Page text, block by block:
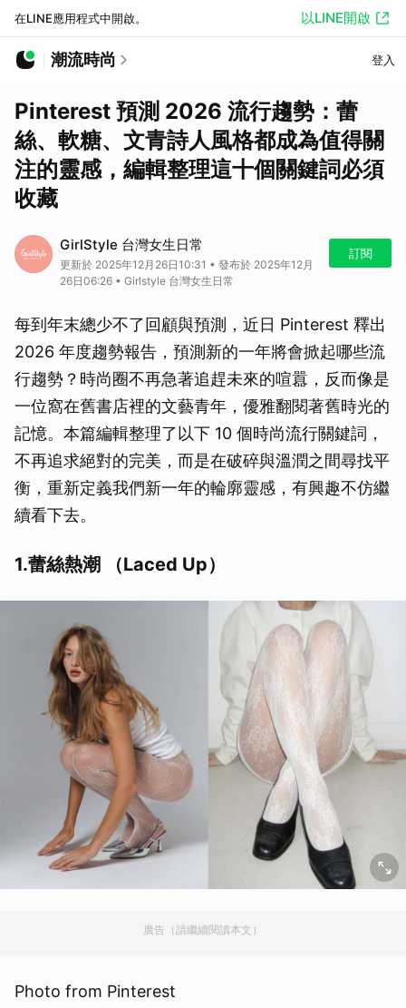
在LINE應用程式中開啟。 以LINE開啟
潮流時尚 登入
Pinterest 預測 2026 流行趨勢：蕾
絲、軟糖、文青詩人風格都成為值得關
注的靈感，編輯整理這十個關鍵詞必須
收藏
GirlStyle 台灣女生日常
更新於 2025年12月26日10:31 • 發布於 2025年12月
26日06:26 • Girlstyle 台灣女生日常
訂閱
每到年末總少不了回顧與預測，近日 Pinterest 釋出
2026 年度趨勢報告，預測新的一年將會掀起哪些流
行趨勢？時尚圈不再急著追趕未來的喧囂，反而像是
一位窩在舊書店裡的文藝青年，優雅翻閱著舊時光的
記憶。本篇編輯整理了以下 10 個時尚流行關鍵詞，
不再追求絕對的完美，而是在破碎與溫潤之間尋找平
衡，重新定義我們新一年的輪廓靈感，有興趣不仿繼
續看下去。
1.蕾絲熱潮 （Laced Up）
廣告（請繼續閱讀本文）
Photo from Pinterest